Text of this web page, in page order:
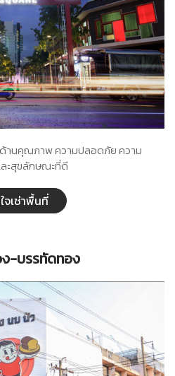
านคุณภาพ ความปลอดภัย ความ
ะสุขลักษณะที่ดี
จเช่าพื้นที่
-บรรทัดทอง